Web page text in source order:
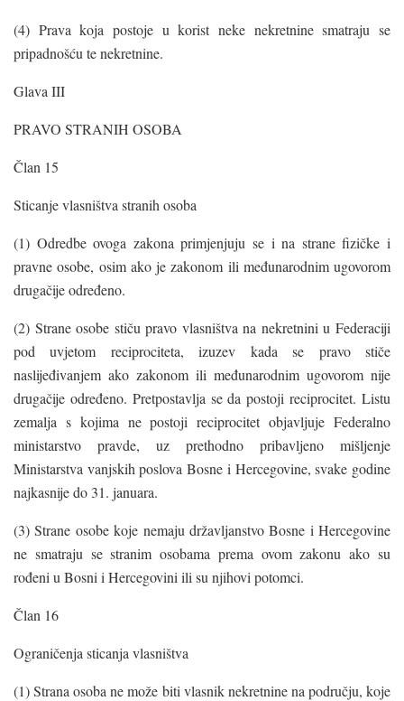
(4) Prava koja postoje u korist neke nekretnine smatraju se
pripadnošću te nekretnine.
Glava III
PRAVO STRANIH OSOBA
Član 15
Sticanje vlasništva stranih osoba
(1) Odredbe ovoga zakona primjenjuju se i na strane fizičke i
pravne osobe, osim ako je zakonom ili međunarodnim ugovorom
drugačije određeno.
(2) Strane osobe stiču pravo vlasništva na nekretnini u Federaciji
pod uvjetom reciprociteta, izuzev kada se pravo stiče
naslijeđivanjem ako zakonom ili međunarodnim ugovorom nije
drugačije određeno. Pretpostavlja se da postoji reciprocitet. Listu
zemalja s kojima ne postoji reciprocitet objavljuje Federalno
ministarstvo pravde, uz prethodno pribavljeno mišljenje
Ministarstva vanjskih poslova Bosne i Hercegovine, svake godine
najkasnije do 31. januara.
(3) Strane osobe koje nemaju državljanstvo Bosne i Hercegovine
ne smatraju se stranim osobama prema ovom zakonu ako su
rođeni u Bosni i Hercegovini ili su njihovi potomci.
Član 16
Ograničenja sticanja vlasništva
(1) Strana osoba ne može biti vlasnik nekretnine na području, koje